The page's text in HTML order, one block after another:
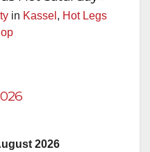
in Kassel , Hot Legs
2026